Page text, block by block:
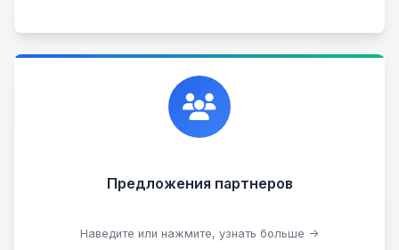
Предложения партнеров
Наведите или нажмите, узнать больше →
Сотрудничаем с лучшими организациями. Если у
вас есть интересные идеи, мы всегда открыты к
сотрудничеству.
Стать партнером